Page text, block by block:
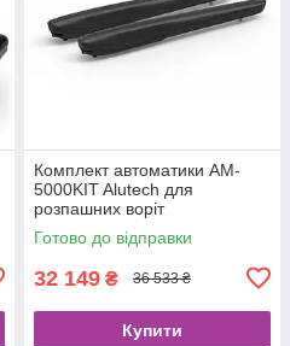
Комплект автоматики AM-
5000KIT Alutech для
розпашних воріт
Готово до відправки
32 149 ₴ 36 533 ₴
Купити